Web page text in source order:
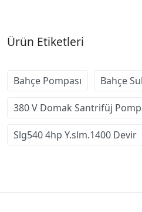
Ürün Etiketleri
Bahçe Pompası Bahçe
380 V Domak Santrifüj
Slg540 4hp Y.slm.1400 Devir